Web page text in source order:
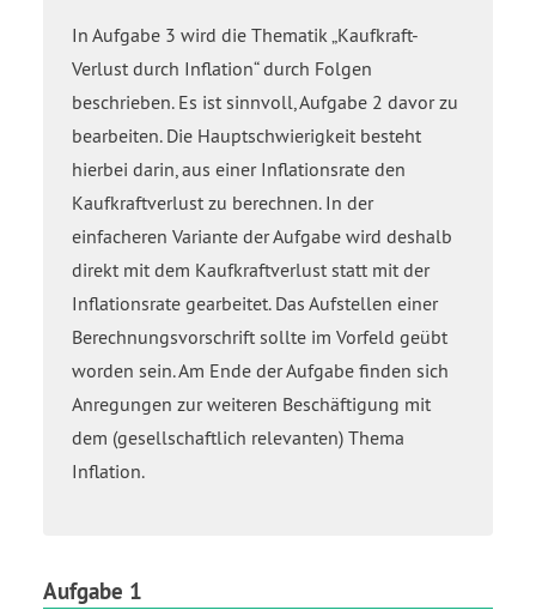
In Aufgabe 3 wird die Thematik „Kaufkraft-
Verlust durch Inflation“ durch Folgen
beschrieben. Es ist sinnvoll, Aufgabe 2 davor zu
bearbeiten. Die Hauptschwierigkeit besteht
hierbei darin, aus einer Inflationsrate den
Kaufkraftverlust zu berechnen. In der
einfacheren Variante der Aufgabe wird deshalb
direkt mit dem Kaufkraftverlust statt mit der
Inflationsrate gearbeitet. Das Aufstellen einer
Berechnungsvorschrift sollte im Vorfeld geübt
worden sein. Am Ende der Aufgabe finden sich
Anregungen zur weiteren Beschäftigung mit
dem (gesellschaftlich relevanten) Thema
Inflation.
Aufgabe 1